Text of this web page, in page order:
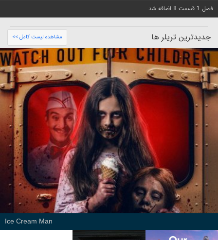
فصل 1 قسمت 8 اضافه شد
جدیدترین تریلر ها مشاهده لیست کامل >>
Ice Cream Man